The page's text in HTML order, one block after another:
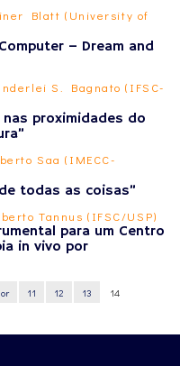
Blatt (University of
– Dream and
S. Bagnato (IFSC-
proximidades do
Saa (IMECC-
todas as coisas”
Tannus (IFSC/USP)
para um Centro
in vivo por
11 12 13 14